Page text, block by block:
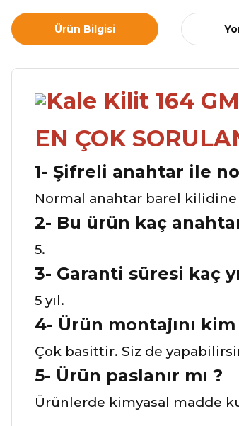
Ürün Bilgisi
EN ÇOK
1- Şifreli anahtar ile
Normal anahtar barel
2- Bu ürün kaç
5.
3- Garanti süresi kaç
5 yıl.
4- Ürün montajını kim
Çok basittir. Siz de
5- Ürün paslanır mı ?
Ürünlerde kimyasal madde